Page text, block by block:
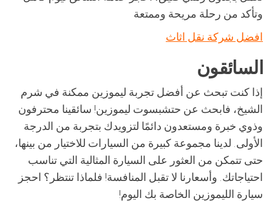
وتأكد من رحلة مريحة وممتعة
افضل شركة نقل اثاث
السائقون
إذا كنت تبحث عن أفضل تجربة ليموزين ممكنة في شرم
الشيخ، فابحث عن حتشبسوت ليموزين! سائقينا محترفون
وذوي خبرة ومستعدون دائمًا لتزويدك بتجربة من الدرجة
الأولى. لدينا مجموعة كبيرة من السيارات للاختيار من بينها،
حتى تتمكن من العثور على السيارة المثالية التي تناسب
احتياجاتك. وأسعارنا لا تقبل المنافسة! فلماذا تنتظر؟ احجز
سيارة الليموزين الخاصة بك اليوم!